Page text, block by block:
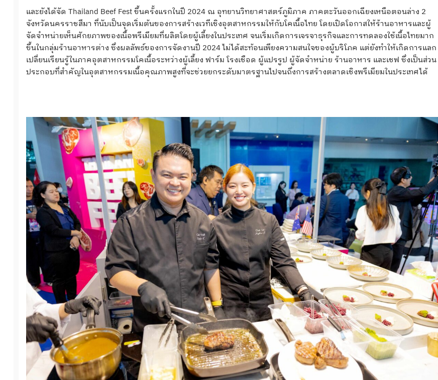
และยังได้จัด Thailand Beef Fest ขึ้นครั้งแรกในปี 2024 ณ อุทยานวิทยาศาสตร์ภูมิภาค ภาคตะวันออกเฉียงเหนือตอนล่าง 2
จังหวัดนครราชสีมา ที่นับเป็นจุดเริ่มต้นของการสร้างเวทีเชิงอุตสาหกรรมให้กับโคเนื้อไทย โดยเปิดโอกาสให้ร้านอาหารและผู้
จัดจำหน่ายเห็นศักยภาพของเนื้อพรีเมียมที่ผลิตโดยผู้เลี้ยงในประเทศ จนเริ่มเกิดการเจรจาธุรกิจและการทดลองใช้เนื้อไทยมาก
ขึ้นในกลุ่มร้านอาหารต่าง ซึ่งผลลัพธ์ของการจัดงานปี 2024 ไม่ได้สะท้อนเพียงความสนใจของผู้บริโภค แต่ยังทำให้เกิดการแลก
เปลี่ยนเรียนรู้ในภาคอุตสาหกรรมโคเนื้อระหว่างผู้เลี้ยง ฟาร์ม โรงเชือด ผู้แปรรูป ผู้จัดจำหน่าย ร้านอาหาร และเชฟ ซึ่งเป็นส่วน
ประกอบที่สำคัญในอุตสาหกรรมเนื้อคุณภาพสูงที่จะช่วยยกระดับมาตรฐานไปจนถึงการสร้างตลาดเชิงพรีเมียมในประเทศได้